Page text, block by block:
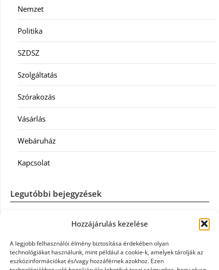
Hozzájárulás kezelése
A legjobb felhasználói élmény biztosítása érdekében olyan
technológiákat használunk, mint például a cookie-k, amelyek tárolják az
eszközinformációkat és/vagy hozzáférnek azokhoz. Ezen
Nemzet
Politika
SZDSZ
Szolgáltatás
Szórakozás
Vásárlás
Webáruház
Kapcsolat
Legutóbbi bejegyzések
Casco szélvédőcsere: mikor éri meg a biztosítást igénybe
Könyvelés: mikor érdemes könyvelőt váltani?